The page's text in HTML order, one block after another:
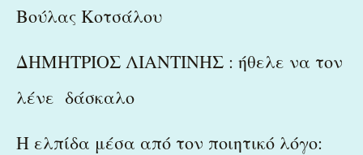
Βούλας Κοτσάλου
ΔΗΜΗΤΡΙΟΣ ΛΙΑΝΤΙΝΗΣ : ήθελε να τον
λένε δάσκαλο
Η ελπίδα μέσα από τον ποιητικό λόγο: